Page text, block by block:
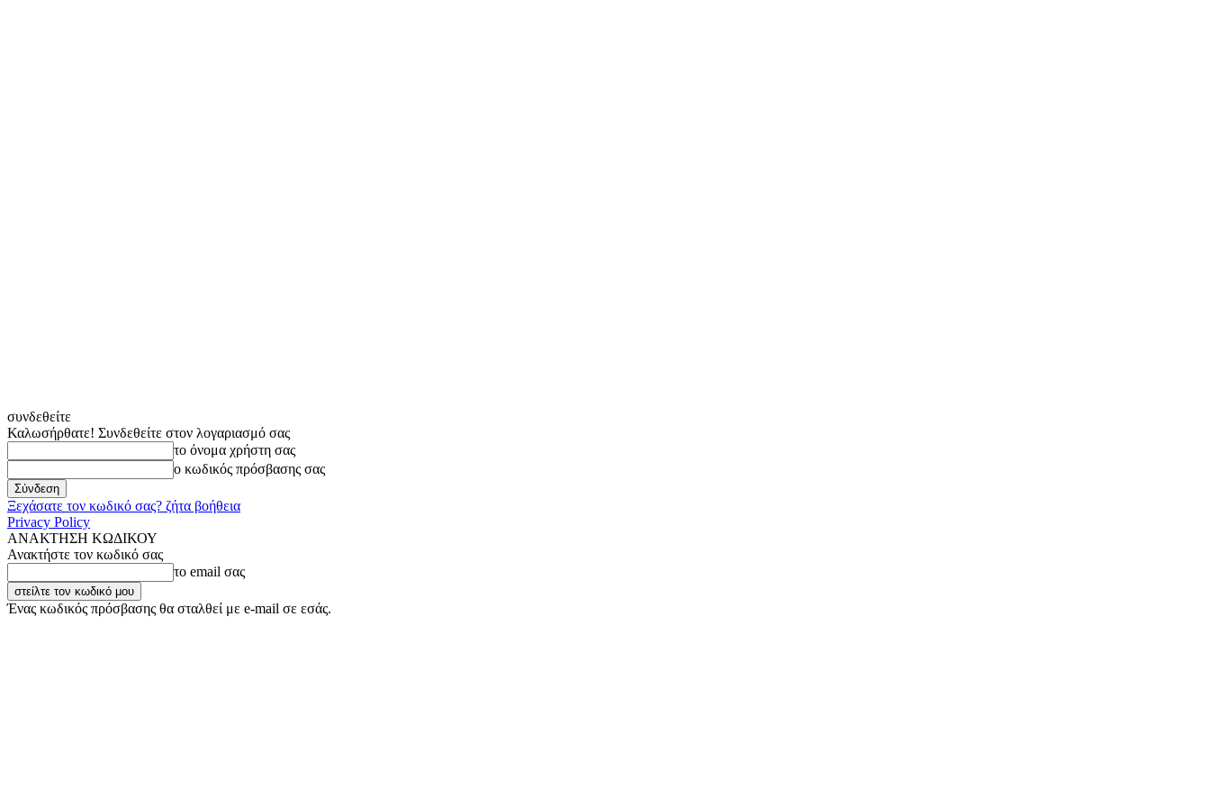
συνδεθείτε
Καλωσήρθατε! Συνδεθείτε στον λογαριασμό σας
το όνομα χρήστη σας
ο κωδικός πρόσβασης σας
Ξεχάσατε τον κωδικό σας? ζήτα βοήθεια
Privacy Policy
ΑΝΑΚΤΗΣΗ ΚΩΔΙΚΟΥ
Ανακτήστε τον κωδικό σας
το email σας
Ένας κωδικός πρόσβασης θα σταλθεί με e-mail σε εσάς.